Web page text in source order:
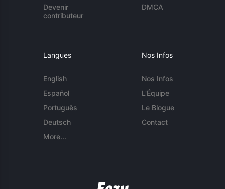
Devenir
contributeur
DMCA
Langues
English
Español
Português
Deutsch
More...
Nos Infos
Nos Infos
L'Équipe
Le Blogue
Contact